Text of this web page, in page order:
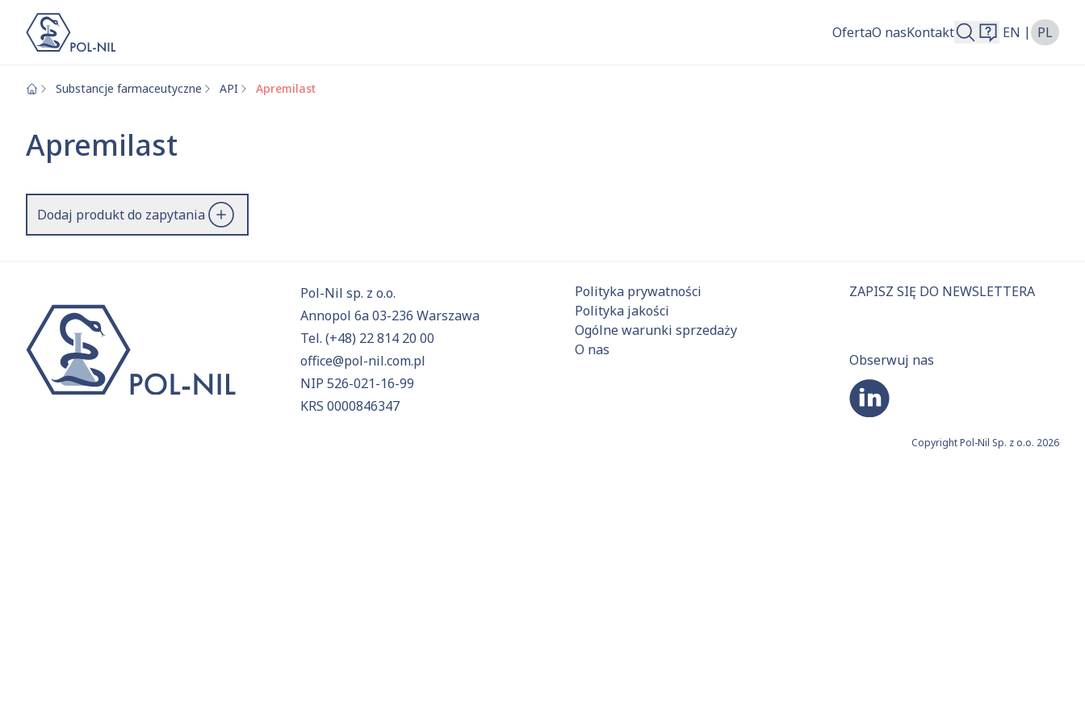
OfertaO nasKontakt EN | PL
Substancje farmaceutyczne API Apremilast
Apremilast
Dodaj produkt do zapytania
Pol-Nil sp. z o.o.
Annopol 6a 03-236 Warszawa
Tel. (+48) 22 814 20 00
office@pol-nil.com.pl
NIP 526-021-16-99
KRS 0000846347
Polityka prywatności
Polityka jakości
Ogólne warunki sprzedaży
O nas
ZAPISZ SIĘ DO NEWSLETTERA
Obserwuj nas
Copyright Pol-Nil Sp. z o.o. 2026